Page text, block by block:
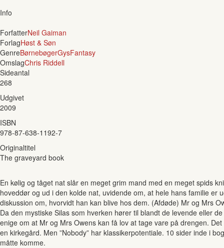
Info
ForfatterNeil Gaiman
ForlagHøst & Søn
GenreBørnebøgerGysFantasy
OmslagChris Riddell
Sideantal
268
Udgivet
2009
ISBN
978-87-638-1192-7
Originaltitel
The graveyard book
En kølig og tåget nat slår en meget grim mand med en meget spids
hoveddør og ud i den kolde nat, uvidende om, at hele hans familie
diskussion om, hvorvidt han kan blive hos dem. (Afdøde) Mr og Mrs
Da den mystiske Silas som hverken hører til blandt de levende eller
enige om at Mr og Mrs Owens kan få lov at tage vare på drengen.
en kirkegård. Men ”Nobody” har klassikerpotentiale. 10 sider inde i
måtte komme.